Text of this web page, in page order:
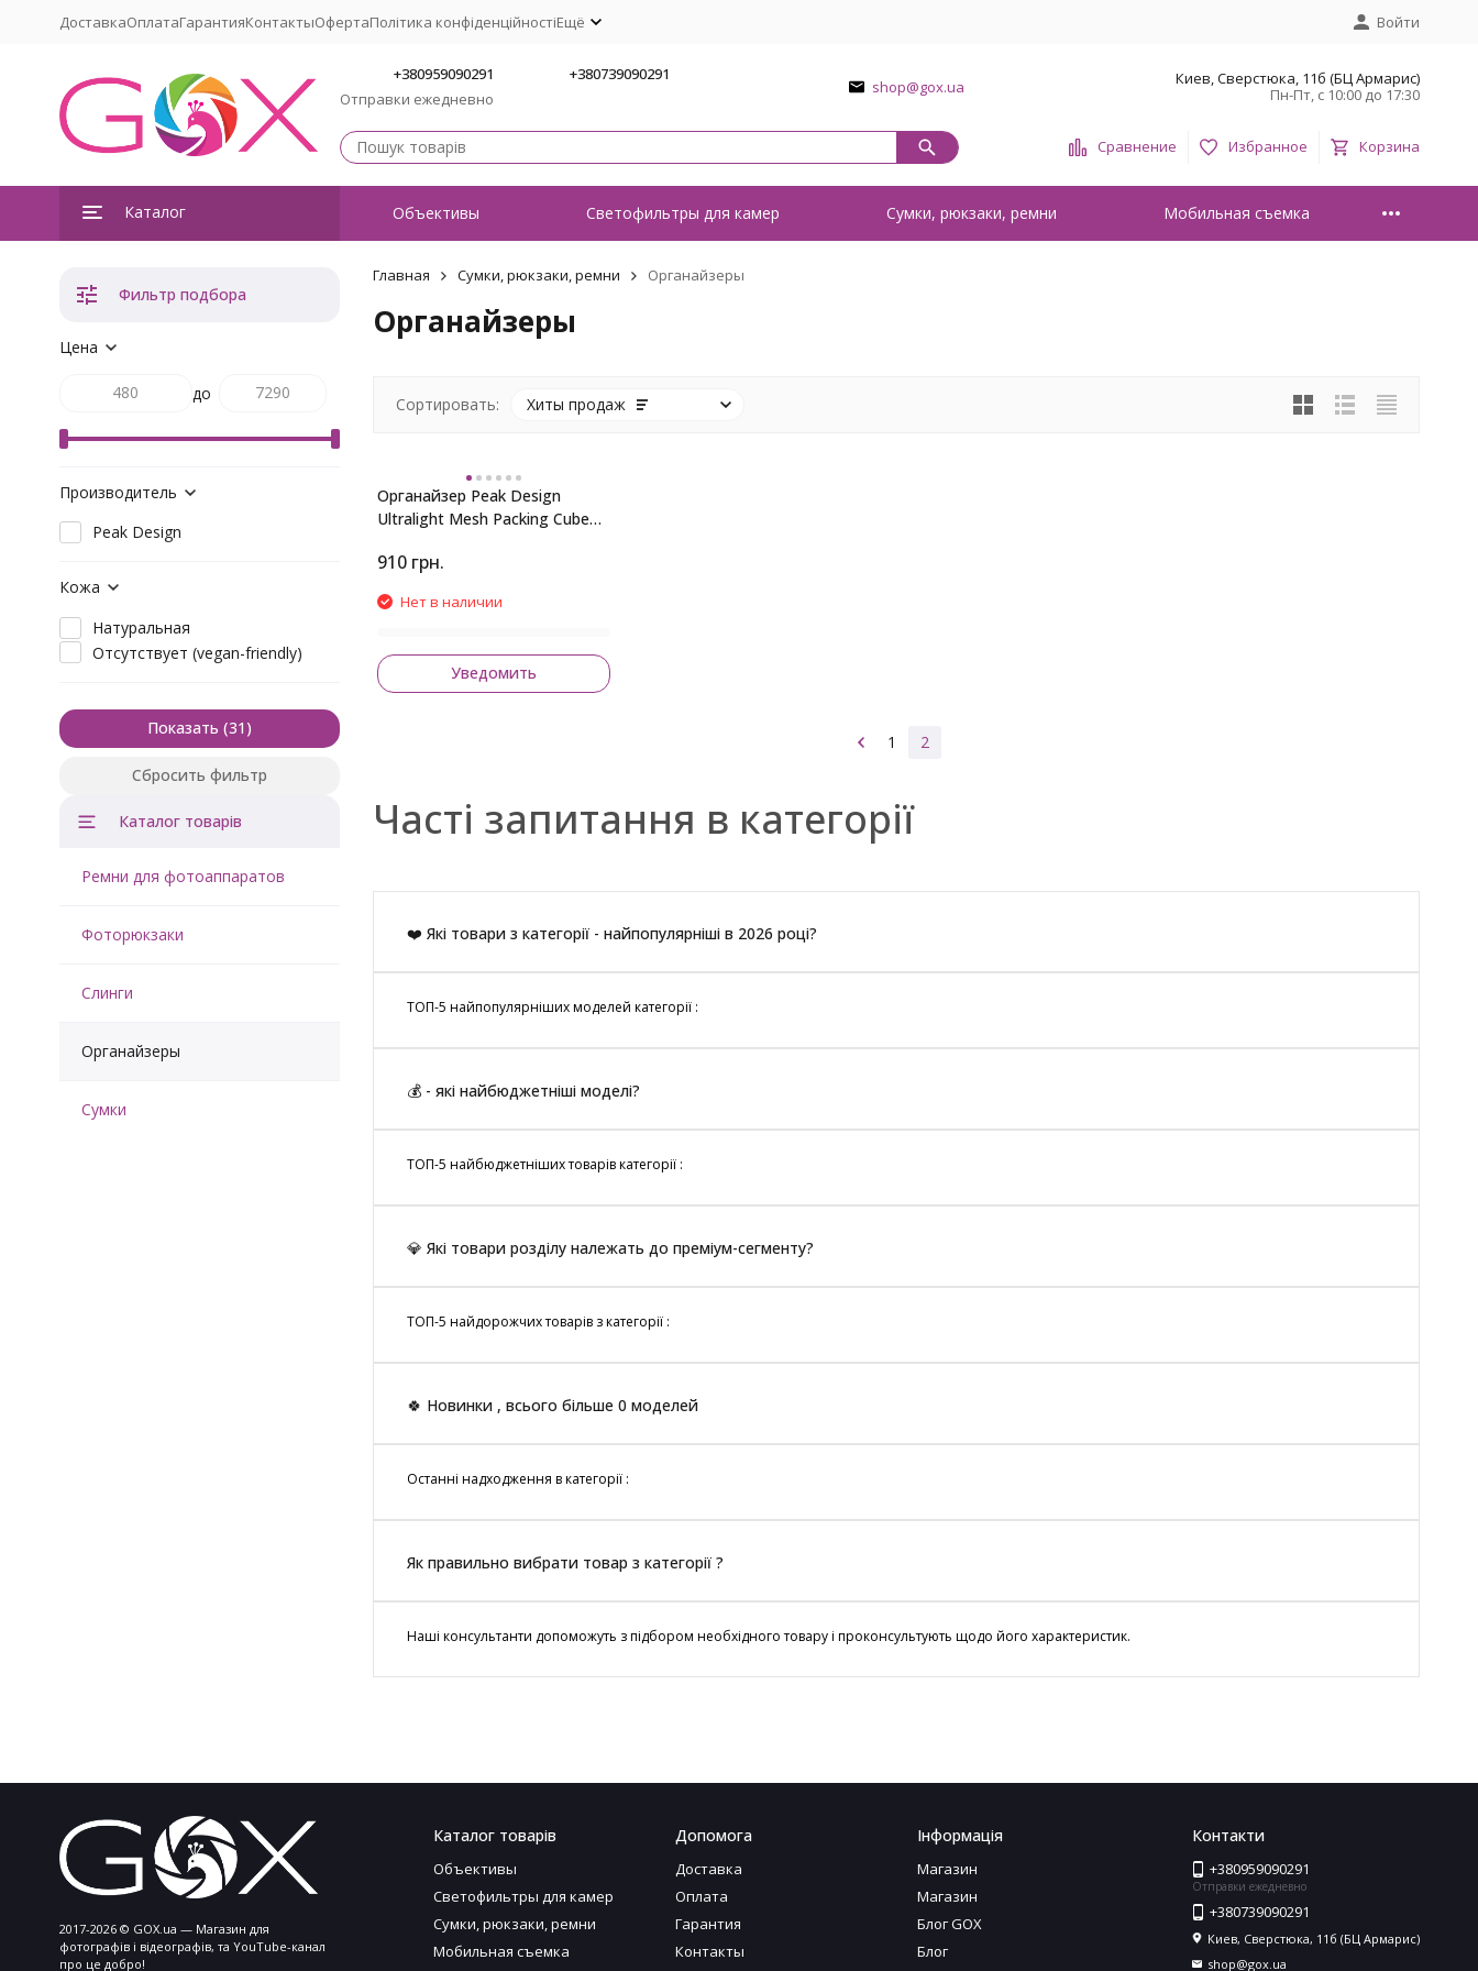
ДоставкаОплатаГарантияКонтактыОфертаПолітика конфіденційностіЕщё Войти
+380959090291
Отправки ежедневно
+380739090291
shop@gox.ua
Киев, Сверстюка, 11б (БЦ Армарис)
Пн-Пт, с 10:00 до 17:30
Сравнение Избранное Корзина
Каталог Объективы Светофильтры для камер Сумки, рюкзаки, ремни Мобильная съемка
Главная Сумки, рюкзаки, ремни Органайзеры
Органайзеры
Сортировать: Хиты продаж
Органайзер Peak Design
Ultralight Mesh Packing Cube
910 грн.
Нет в наличии
Уведомить
1 2
Часті запитання в категорії
❤️ Які товари з категорії - найпопулярніші в 2026 році?
ТОП-5 найпопулярніших моделей категорії :
💰 - які найбюджетніші моделі?
ТОП-5 найбюджетніших товарів категорії :
💎 Які товари розділу належать до преміум-сегменту?
ТОП-5 найдорожчих товарів з категорії :
🍀 Новинки , всього більше 0 моделей
Останні надходження в категорії :
Як правильно вибрати товар з категорії ?
Наші консультанти допоможуть з підбором необхідного товару і проконсультують щодо його характеристик.
Фильтр подбора
Цена
до
Производитель
Peak Design
Кожа
Натуральная
Отсутствует (vegan-friendly)
Показать
Сбросить фильтр
Каталог товарів
Ремни для фотоаппаратов
Фоторюкзаки
Слинги
Органайзеры
Сумки
2017-2026 © GOX.ua — Магазин для
фотографів і відеографів, та YouTube-канал
про це добро!
Каталог товарів
Объективы
Светофильтры для камер
Сумки, рюкзаки, ремни
Мобильная съемка
Допомога
Доставка
Оплата
Гарантия
Контакты
Інформація
Магазин
Магазин
Блог GOX
Блог
Контакти
+380959090291
Отправки ежедневно
+380739090291
Киев, Сверстюка, 11б (БЦ Армарис)
shop@gox.ua